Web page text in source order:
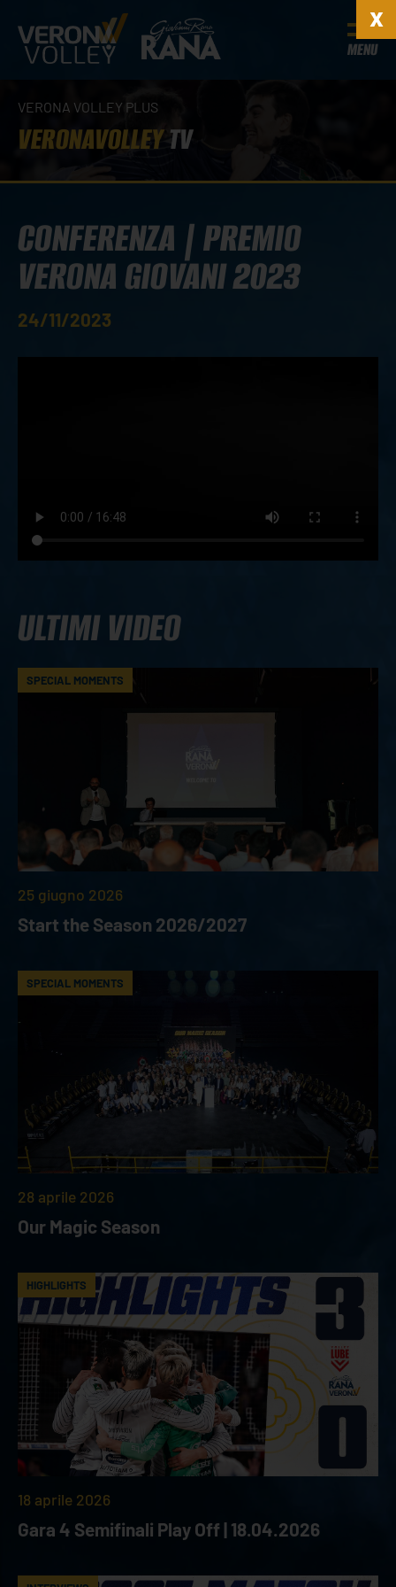
MENU
VERONA VOLLEY PLUS
VERONAVOLLEYTV
CONFERENZA | PREMIO
VERONA GIOVANI 2023
24/11/2023
ULTIMI VIDEO
SPECIAL MOMENTS
25 giugno 2026
Start the Season 2026/2027
SPECIAL MOMENTS
28 aprile 2026
Our Magic Season
HIGHLIGHTS
18 aprile 2026
Gara 4 Semifinali Play Off | 18.04.2026